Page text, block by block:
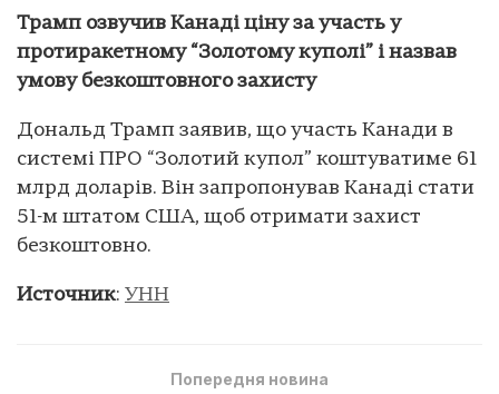
Трамп озвучив Канаді ціну за участь у
протиракетному “Золотому куполі” і назвав
умову безкоштовного захисту
Дональд Трамп заявив, що участь Канади в
системі ПРО “Золотий купол” коштуватиме 61
млрд доларів. Він запропонував Канаді стати
51-м штатом США, щоб отримати захист
безкоштовно.
Источник: УНН
Попередня новина